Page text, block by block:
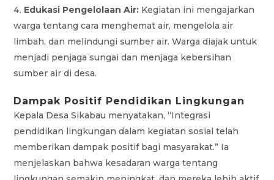
Edukasi Pengelolaan Air: Kegiatan ini mengajarkan
warga tentang cara menghemat air, mengelola air
limbah, dan melindungi sumber air. Warga diajak untuk
menjadi penjaga sungai dan menjaga kebersihan
sumber air di desa.
Dampak Positif Pendidikan Lingkungan
Kepala Desa Sikabau menyatakan, “Integrasi
pendidikan lingkungan dalam kegiatan sosial telah
memberikan dampak positif bagi masyarakat.” Ia
menjelaskan bahwa kesadaran warga tentang